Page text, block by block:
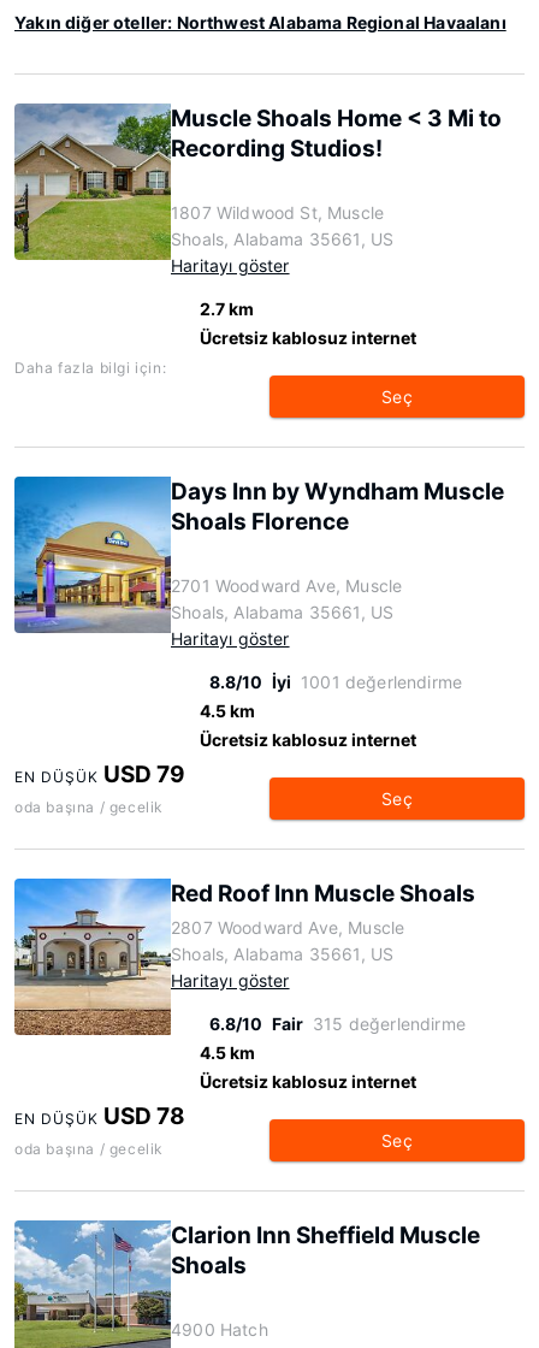
Yakın diğer oteller: Northwest Alabama Regional Havaalanı
Muscle Shoals Home < 3 Mi to
Recording Studios!
1807 Wildwood St, Muscle
Shoals, Alabama 35661, US
Haritayı göster
2.7 km
Ücretsiz kablosuz internet
Daha fazla bilgi için:
Seç
Days Inn by Wyndham Muscle
Shoals Florence
2701 Woodward Ave, Muscle
Shoals, Alabama 35661, US
Haritayı göster
8.8/10 İyi 1001 değerlendirme
4.5 km
Ücretsiz kablosuz internet
EN DÜŞÜK USD 79
oda başına / gecelik Seç
Red Roof Inn Muscle Shoals
2807 Woodward Ave, Muscle
Shoals, Alabama 35661, US
Haritayı göster
6.8/10 Fair 315 değerlendirme
4.5 km
Ücretsiz kablosuz internet
EN DÜŞÜK USD 78
oda başına / gecelik Seç
Clarion Inn Sheffield Muscle
Shoals
4900 Hatch